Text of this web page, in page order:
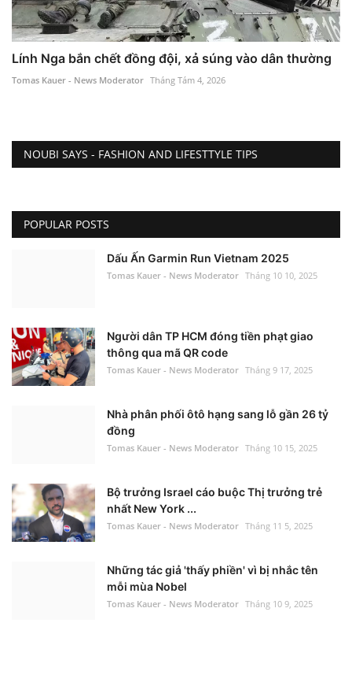
Lính Nga bắn chết đồng đội, xả súng vào dân thường
Tomas Kauer - News Moderator Tháng Tám 4, 2026
NOUBI SAYS - FASHION AND LIFESTTYLE TIPS
POPULAR POSTS
Dấu Ấn Garmin Run Vietnam 2025
Tomas Kauer - News Moderator Tháng 10 10, 2025
Người dân TP HCM đóng tiền phạt giao
thông qua mã QR code
Tomas Kauer - News Moderator Tháng 9 17, 2025
Nhà phân phối ôtô hạng sang lỗ gần 26 tỷ
đồng
Tomas Kauer - News Moderator Tháng 10 15, 2025
Bộ trưởng Israel cáo buộc Thị trưởng trẻ
nhất New York ...
Tomas Kauer - News Moderator Tháng 11 5, 2025
Những tác giả 'thấy phiền' vì bị nhắc tên
mỗi mùa Nobel
Tomas Kauer - News Moderator Tháng 10 9, 2025